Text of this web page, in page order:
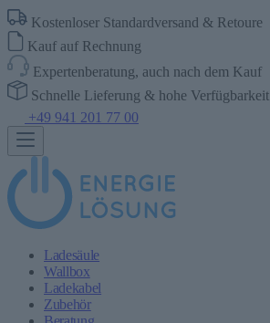
Kostenloser Standardversand & Retoure
Kauf auf Rechnung
Expertenberatung, auch nach dem Kauf
Schnelle Lieferung & hohe Verfügbarkeit
+49 941 201 77 00
Ladesäule
Wallbox
Ladekabel
Zubehör